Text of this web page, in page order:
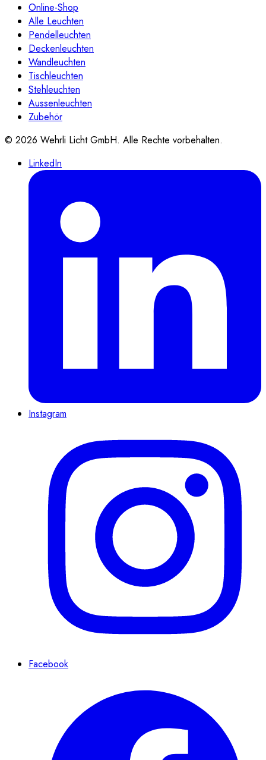
Online-Shop
Alle Leuchten
Pendelleuchten
Deckenleuchten
Wandleuchten
Tischleuchten
Stehleuchten
Aussenleuchten
Zubehör
© 2026 Wehrli Licht GmbH. Alle Rechte vorbehalten.
LinkedIn
Instagram
Facebook